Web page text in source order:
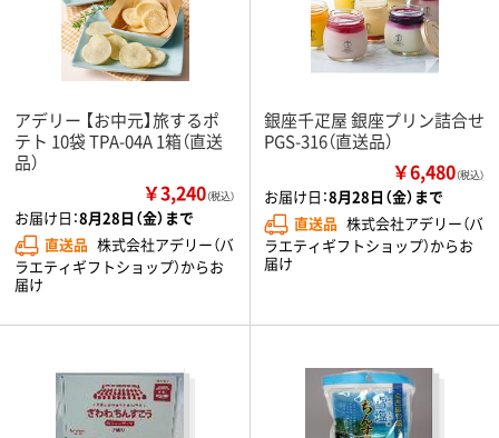
アデリー 【お中元】旅するポ
テト 10袋 TPA-04A 1箱（直送
品）
￥3,240（税込）
お届け日：8月28日（金）まで
直送品 株式会社アデリー（バ
ラエティギフトショップ）からお
届け
銀座千疋屋 銀座プリン詰合せ
PGS-316（直送品）
￥6,480（税込）
お届け日：8月28日（金）まで
直送品 株式会社アデリー（バ
ラエティギフトショップ）からお
届け